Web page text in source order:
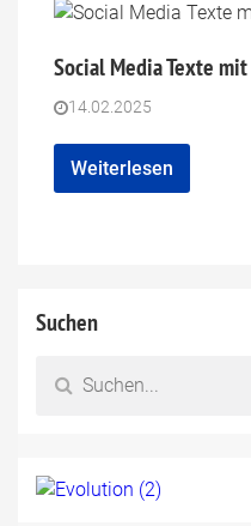
Social Media Texte
14.02.2025
Weiterlesen
Suchen